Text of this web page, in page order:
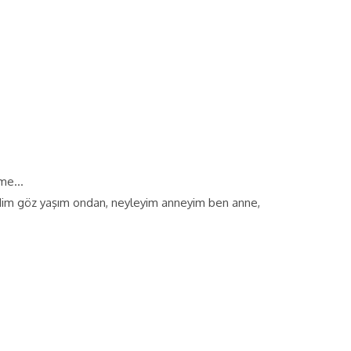
göz yaşım ondan, neyleyim anneyim ben anne,